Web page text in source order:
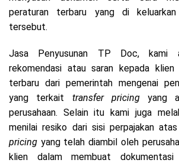
peraturan terbaru yang di
tersebut.
Jasa Penyusunan TP Doc, kami
rekomendasi atau saran kepada
terbaru dari pemerintah mengenai
yang terkait transfer pricingyang
perusahaan. Selain itu kami juga
menilai resiko dari sisi perpajakan
pricing yang telah diambil oleh
klien dalam membuat dokumentasi